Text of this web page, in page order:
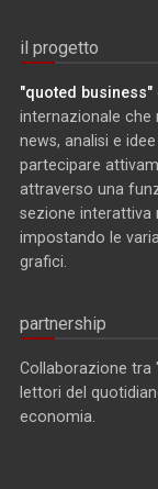
il progetto
"quoted business"
internazionale che
news, analisi e
partecipare
attraverso una
sezione interattiva
impostando le
grafici.
partnership
Collaborazione tra
lettori del
economia.